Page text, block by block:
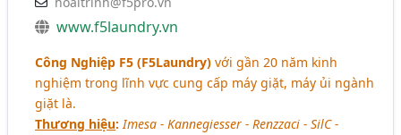
www.f5laundry.vn
Công Nghiệp F5 (F5Laundry) với gần 20 năm kinh
nghiệm trong lĩnh vực cung cấp máy giặt, máy ủi ngành
giặt là.
Thương hiệu: Imesa - Kannegiesser - Renzzaci - SilC -